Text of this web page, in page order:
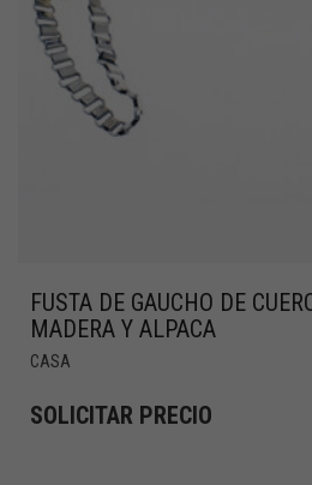
FUSTA DE GAUCHO DE
MADERA Y ALPACA
CASA
SOLICITAR PRECIO